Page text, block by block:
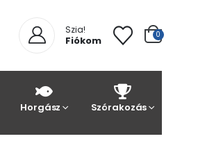
Szia!
Fiókom 0
Horgász Szórakozás